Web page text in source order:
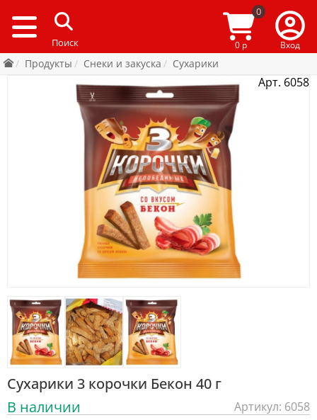
0
0 р Вход
Продукты Снеки и закуска Сухарики
Арт. 6058
Сухарики 3 корочки Бекон 40 г
В наличии
Артикул: 6058